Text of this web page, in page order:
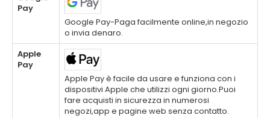
Pay
Google Pay-Paga facilmente online,in negozio
o invia denaro.
Apple
Pay
Apple Pay è facile da usare e funziona con i
dispositivi Apple che utilizzi ogni giorno.Puoi
fare acquisti in sicurezza in numerosi
negozi,app e pagine web senza contatto.